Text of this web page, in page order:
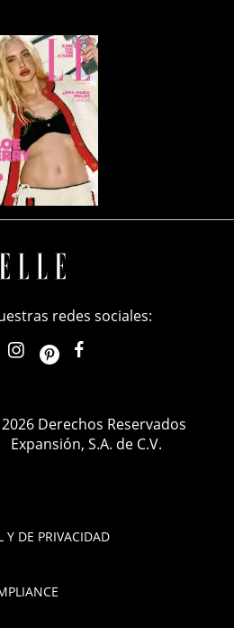
Y DE PRIVACIDAD
redes sociales:
elle_mexicoellemexico
Derechos Reservados
Expansión, S.A. de C.V.